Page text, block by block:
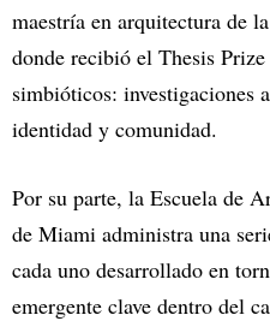
maestría en arquitectura de
donde recibió el Thesis
simbióticos: investigaciones
identidad y comunidad.
Por su parte, la Escuela de
de Miami administra una
cada uno desarrollado en
emergente clave dentro del